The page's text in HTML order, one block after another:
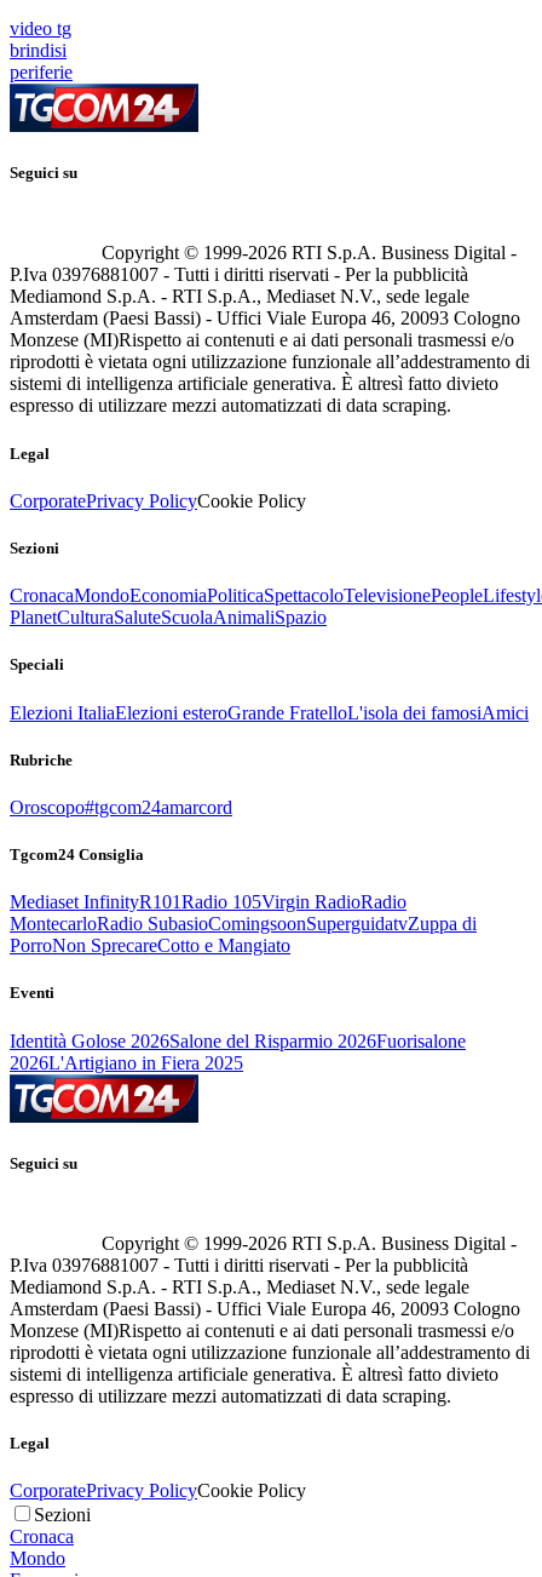
video tg
brindisi
periferie
Seguici su
Copyright © 1999-2026 RTI S.p.A. Business Digital -
P.Iva 03976881007 - Tutti i diritti riservati - Per la pubblicità
Mediamond S.p.A. - RTI S.p.A., Mediaset N.V., sede legale
Amsterdam (Paesi Bassi) - Uffici Viale Europa 46, 20093 Cologno
Monzese (MI)Rispetto ai contenuti e ai dati personali trasmessi e/o
riprodotti è vietata ogni utilizzazione funzionale all’addestramento di
sistemi di intelligenza artificiale generativa. È altresì fatto divieto
espresso di utilizzare mezzi automatizzati di data scraping.
Legal
CorporatePrivacy PolicyCookie Policy
Sezioni
CronacaMondoEconomiaPoliticaSpettacoloTelevisionePeople
PlanetCulturaSaluteScuolaAnimaliSpazio
Speciali
Elezioni ItaliaElezioni esteroGrande FratelloL'isola dei famosiAmici
Rubriche
Oroscopo#tgcom24amarcord
Tgcom24 Consiglia
Mediaset InfinityR101Radio 105Virgin RadioRadio
MontecarloRadio SubasioComingsoonSuperguidatvZuppa di
PorroNon SprecareCotto e Mangiato
Eventi
Identità Golose 2026Salone del Risparmio 2026Fuorisalone
2026L'Artigiano in Fiera 2025
Seguici su
Copyright © 1999-2026 RTI S.p.A. Business Digital -
P.Iva 03976881007 - Tutti i diritti riservati - Per la pubblicità
Mediamond S.p.A. - RTI S.p.A., Mediaset N.V., sede legale
Amsterdam (Paesi Bassi) - Uffici Viale Europa 46, 20093 Cologno
Monzese (MI)Rispetto ai contenuti e ai dati personali trasmessi e/o
riprodotti è vietata ogni utilizzazione funzionale all’addestramento di
sistemi di intelligenza artificiale generativa. È altresì fatto divieto
espresso di utilizzare mezzi automatizzati di data scraping.
Legal
CorporatePrivacy PolicyCookie Policy
Sezioni
Cronaca
Mondo